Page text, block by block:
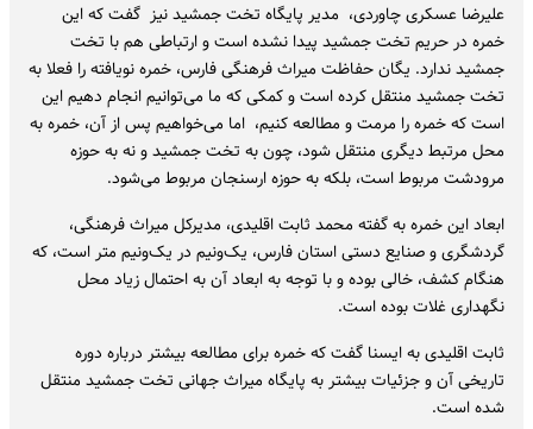
علیرضا عسکری چاوردی، ‌ مدیر پایگاه تخت جمشید نیز گفت که این
خمره در حریم تخت جمشید پیدا نشده است و ارتباطی هم با تخت
جمشید ندارد. یگان حفاظت میراث فرهنگی فارس، خمره نویافته را فعلا به
تخت جمشید منتقل کرده است و کمکی که ما می‌توانیم انجام دهیم این
است که خمره را مرمت و مطالعه کنیم، ‌ اما می‌خواهیم پس از آن، خمره به
محل مرتبط دیگری منتقل شود، چون به تخت جمشید و نه به حوزه
مرودشت مربوط است، بلکه به حوزه ارسنجان مربوط می‌شود.
ابعاد این خمره به گفته محمد ثابت اقلیدی، مدیرکل میراث فرهنگی،
‌گردشگری و صنایع دستی استان فارس، یک‌ونیم در یک‌ونیم متر است، که
هنگام کشف، خالی بوده و با توجه به ابعاد آن به احتمال زیاد محل
نگهداری غلات بوده است.
ثابت اقلیدی به ایسنا گفت که خمره برای مطالعه بیشتر درباره دوره
تاریخی آن و جزئیات بیشتر به پایگاه میراث جهانی تخت جمشید منتقل
شده است.